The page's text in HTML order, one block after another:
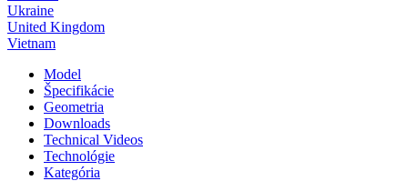
Ukraine
United Kingdom
Vietnam
Model
Špecifikácie
Geometria
Downloads
Technical Videos
Technológie
Kategória